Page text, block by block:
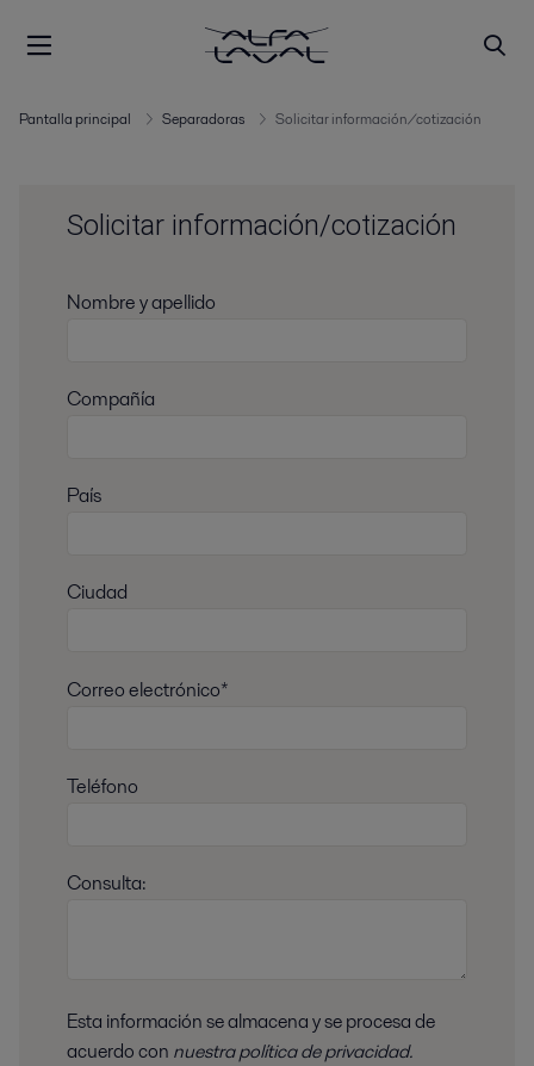
Pantalla principal Separadoras Solicitar información/cotización
Solicitar información/cotización
Nombre y apellido
Compañía
País
Ciudad
Correo electrónico*
Teléfono
Consulta:
Esta información se almacena y se procesa de
acuerdo con nuestra política de privacidad.